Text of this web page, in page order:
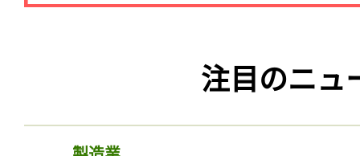
注目のニュ